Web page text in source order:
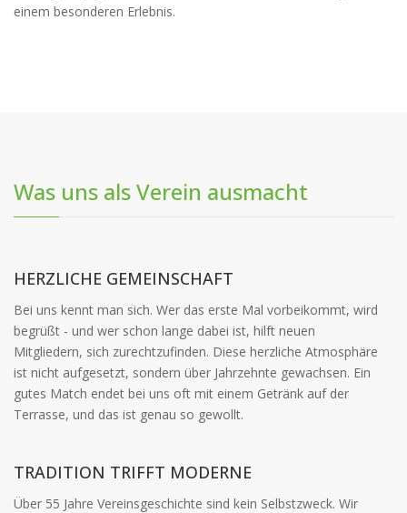
einem besonderen Erlebnis.
Was uns als Verein ausmacht
HERZLICHE GEMEINSCHAFT
Bei uns kennt man sich. Wer das erste Mal vorbeikommt, wird
begrüßt - und wer schon lange dabei ist, hilft neuen
Mitgliedern, sich zurechtzufinden. Diese herzliche Atmosphäre
ist nicht aufgesetzt, sondern über Jahrzehnte gewachsen. Ein
gutes Match endet bei uns oft mit einem Getränk auf der
Terrasse, und das ist genau so gewollt.
TRADITION TRIFFT MODERNE
Über 55 Jahre Vereinsgeschichte sind kein Selbstzweck. Wir